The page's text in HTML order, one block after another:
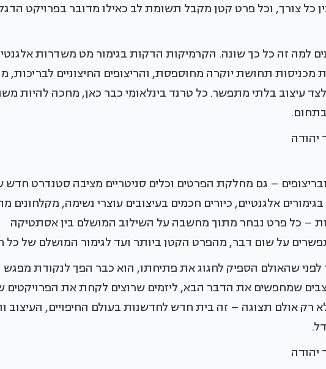
כל צורך, וכל פרט קטן מקבל תשומת לב כאילו מדובר בפרויקט
למה זה כל כך שונה. הקרמיקות הדקות בגימור מט משדרות
מכניסות תחושת יוקרה מחוספסת, והריצופים החיצוניים לבריכות,
עיצוב בלתי מתפשר. כל טרנד בינלאומי כבר כאן, מחכה להיות
ובריצופים – גם מחלקת הפרטים וכלים סניטריים מציבה סטנדרט חדש
אלגנטיים, כיורים חכמים בעיצובים עוצרי נשימה, מקלחונים
– כל פרט נבחר מתוך מחשבה על השילוב המושלם בין אסתטיקה
על שום דבר, מהפרט הקטן ביותר ועד לגימור המושלם של כל
לפני שהאולם הספיק לחגוג את פתיחתו, הוא כבר הפך לנקודת מפגש
שמחפשים את הדבר הבא, ליזמים שרוצים לקחת את הפרויקטים
רק אולם תצוגה – זה בית חדש לחדשנות בעולם החיפויים, העיצוב